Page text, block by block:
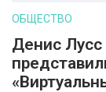
ОБЩЕСТВО
Денис Лусс